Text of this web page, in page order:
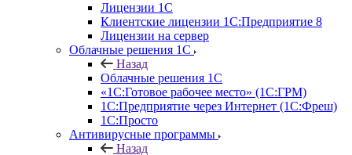
Лицензии 1С
Клиентские лицензии 1С:Предприятие 8
Лицензии на сервер
Облачные решения 1С
Назад
Облачные решения 1С
«1C:Готовое рабочее место» (1С:ГРМ)
1С:Предприятие через Интернет (1С:Фреш)
1С:Просто
Антивирусные программы
Назад